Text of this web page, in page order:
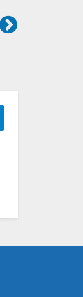
Next